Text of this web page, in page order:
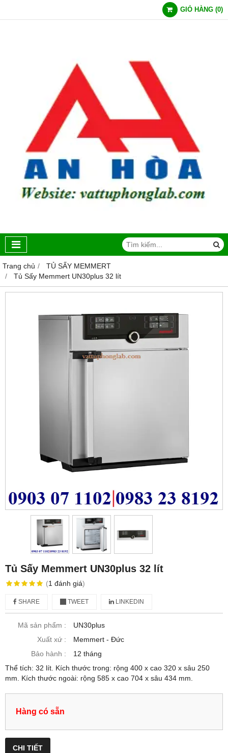
GIỎ HÀNG (0)
Trang chủ
TỦ SẤY MEMMERT
Tủ Sấy Memmert UN30plus 32 lít
Tủ Sấy Memmert UN30plus 32 lít
(1 đánh giá)
SHARE TWEET LINKEDIN
Mã sản phẩm :
UN30plus
Xuất xứ :
Memmert - Đức
Bảo hành :
12 tháng
Thể tích: 32 lít. Kích thước trong: rộng 400 x cao 320 x sâu 250
mm. Kích thước ngoài: rộng 585 x cao 704 x sâu 434 mm.
Hàng có sẵn
CHI TIẾT